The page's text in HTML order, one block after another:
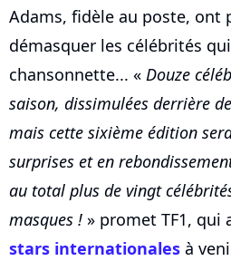
Adams, fidèle au poste, ont
démasquer les célébrités
chansonnette... « Douze
saison, dissimulées derrière
mais cette sixième édition
surprises et en
au total plus de vingt
masques ! » promet TF1, qui
stars internationales à